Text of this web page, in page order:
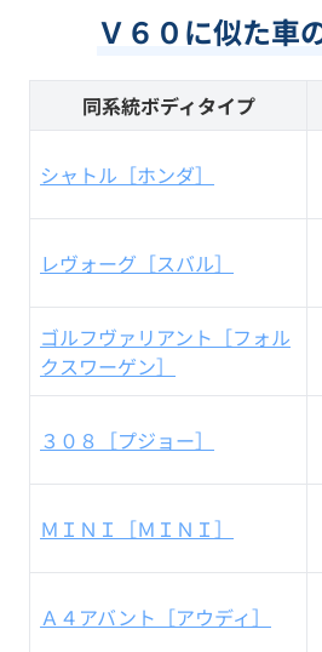
Ｖ６０に似た車
同系統ボディタイプ
シャトル［ホンダ］
レヴォーグ［スバル］
ゴルフヴァリアント［フォル
クスワーゲン］
３０８［プジョー］
ＭＩＮＩ［ＭＩＮＩ］
Ａ４アバント［アウディ］